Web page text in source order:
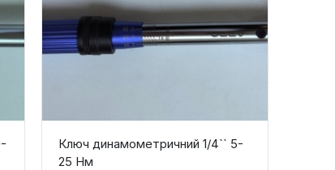
Ключ динамометричний 1/4`` 5-
25 Нм